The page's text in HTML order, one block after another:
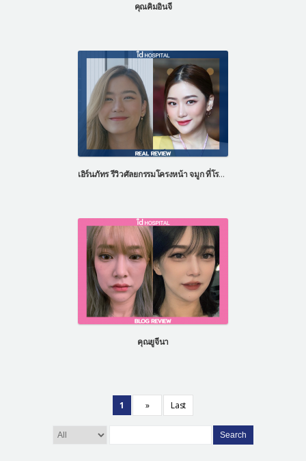
คุณคิมอินจี
เอิร์นภัทร รีวิวศัลยกรรมโครงหน้า จมูก ที่โรงพยาบาลไอดี ประเทศเกาหลี
คุณยูจีนา
1 » Last
Search